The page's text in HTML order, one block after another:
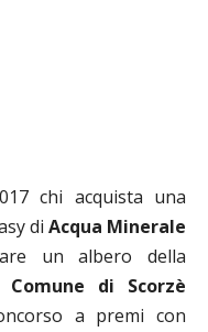
chi acquista una
di Acqua Minerale
un albero della
di Scorzè
a premi con